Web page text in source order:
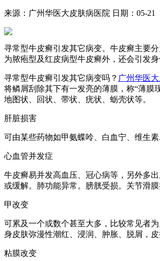
来源：广州华医大皮肤病医院 日期：05-21
寻常型牛皮癣引发其它病变。牛皮癣主要
为脓疱型及红皮病型牛皮癣外，还会引发身
寻常型牛皮癣引发其它病变吗？ 广州华医
将鳞屑刮除其下有一发亮的薄膜，称“薄膜
地图状、回状、带状、疣状、蛎壳状等。
肝脏损害
可由某些药物如甲氨蝶呤、白血宁、维生
心血管并发症
牛皮癣易并发高血压、冠心病等，另外多
或缓解。肺功能异常。膀胱受损。关节滑膜
甲改变
可累及一个或数个甚至大多，比较常见者
身皮肤弥漫性潮红、浸润、肿胀、脱屑，
粘膜改变